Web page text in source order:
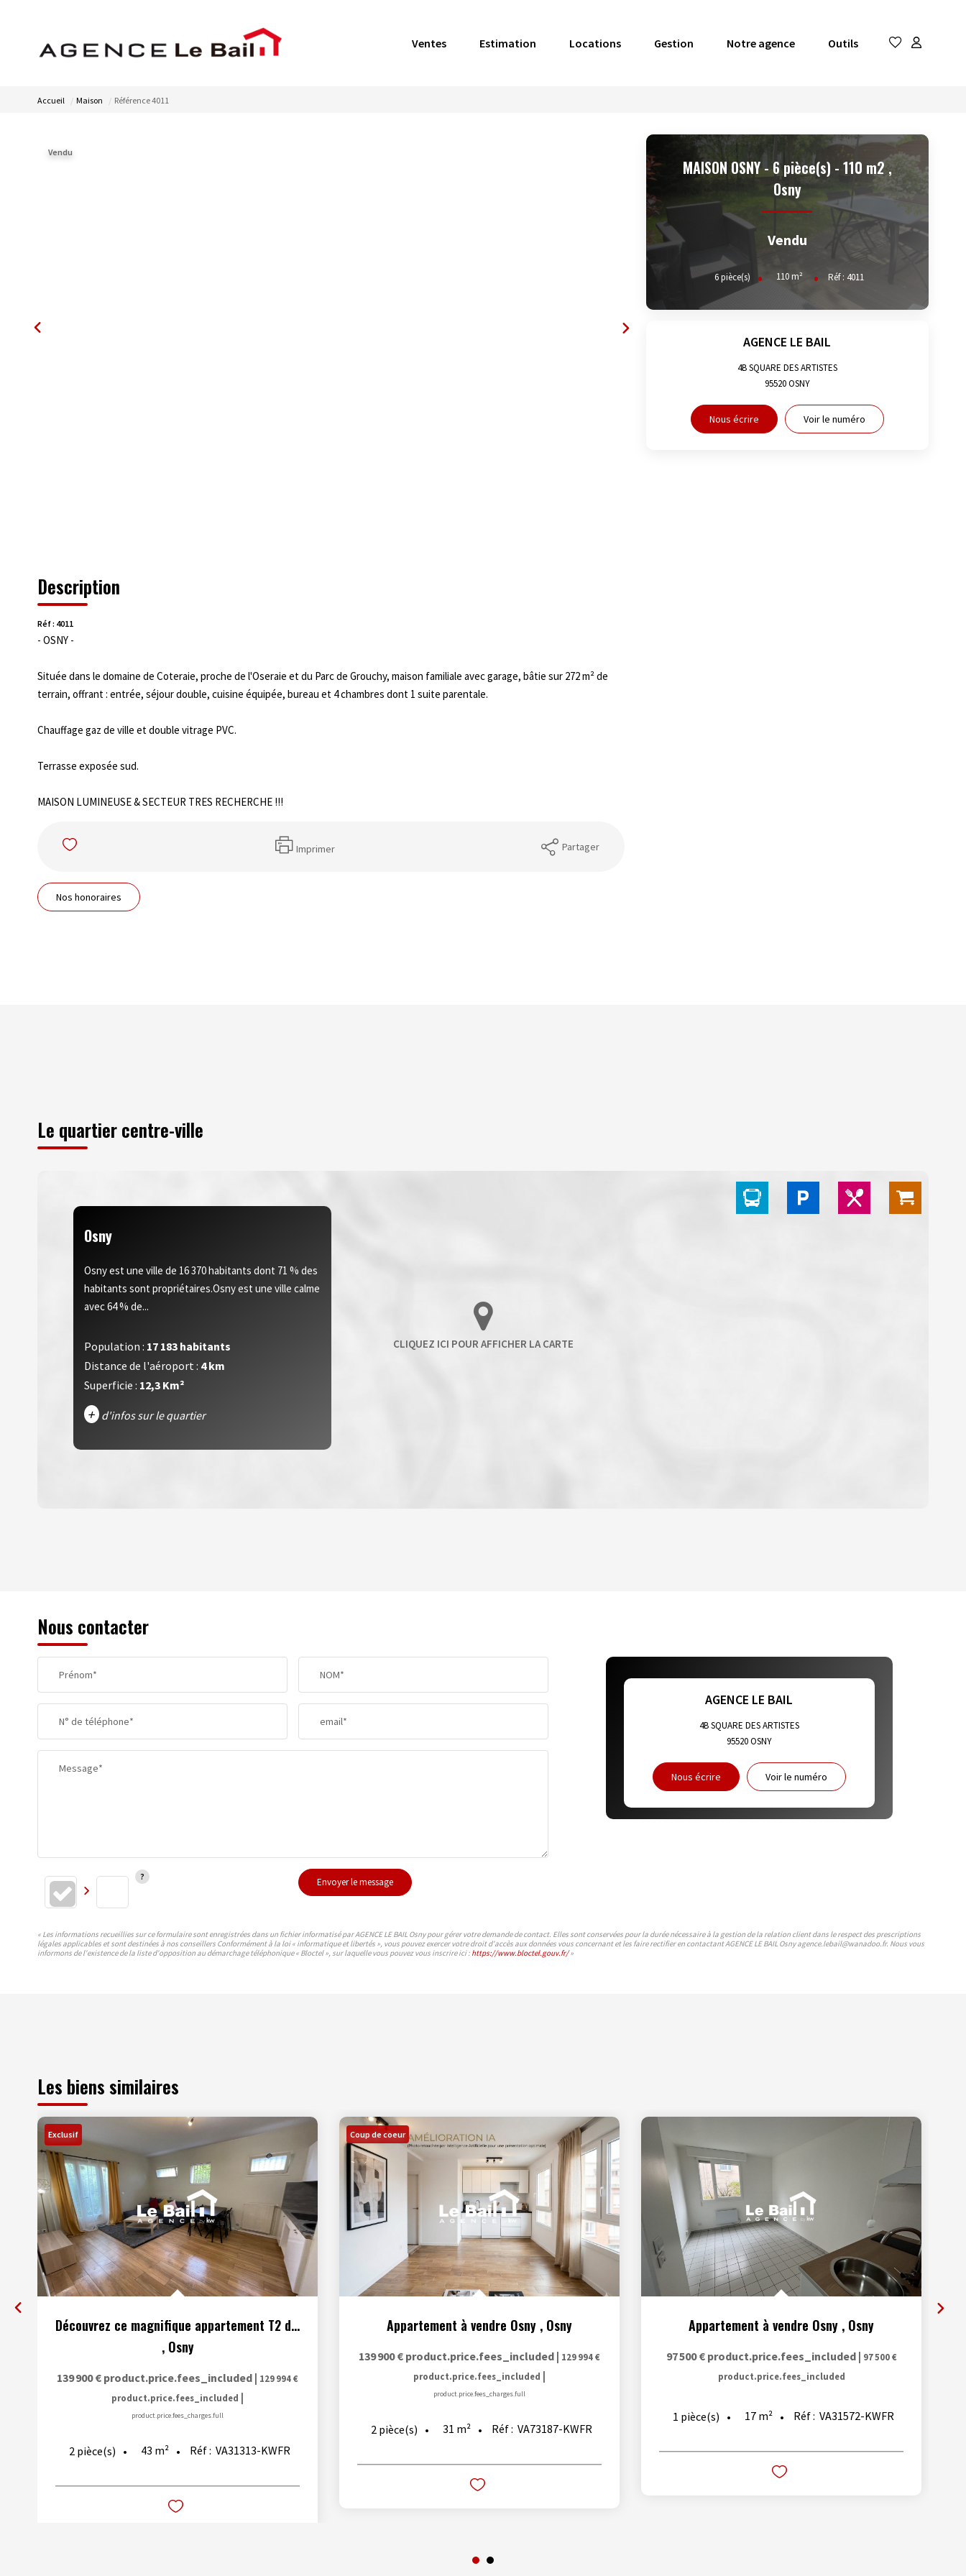
Ventes Estimation Locations Gestion Notre agence Outils
Accueil Maison Référence 4011
Vendu
Description
Réf : 4011
- OSNY -
Située dans le domaine de Coteraie, proche de l'Oseraie et du Parc de Grouchy, maison familiale avec garage, bâtie sur 272 m² de
terrain, offrant : entrée, séjour double, cuisine équipée, bureau et 4 chambres dont 1 suite parentale.
Chauffage gaz de ville et double vitrage PVC.
Terrasse exposée sud.
MAISON LUMINEUSE & SECTEUR TRES RECHERCHE !!!
Imprimer Partager
Nos honoraires
MAISON OSNY - 6 pièce(s) - 110 m2,
Osny
Vendu
6pièce(s) 110m² Réf :4011
AGENCE LE BAIL
4B SQUARE DES ARTISTES
95520OSNY
Nous écrire Voir le numéro
Le quartier centre-ville
Osny
Osny est une ville de 16 370 habitants dont 71 % des
habitants sont propriétaires.Osny est une ville calme
avec 64 % de...
Population : 17 183 habitants
Distance de l'aéroport : 4 km
Superficie : 12,3 Km²
+ d'infos sur le quartier
TAXE FONCIÈRE
SUPERFICIE : ECOLES ET CRÈCHES
RESTAURANTS ET CAFÉS COMMERCES
Nous contacter
Prénom* NOM*
N° de téléphone* email*
Message*
Envoyer le message
AGENCE LE BAIL
4B SQUARE DES ARTISTES
95520OSNY
Nous écrire Voir le numéro
« Les informations recueillies sur ce formulaire sont enregistrées dans un fichier informatisé par AGENCE LE BAIL Osny pour gérer votre demande de contact. Elles sont conservées pour la durée nécessaire à la gestion de la relation client dans le respect des prescriptions
légales applicables et sont destinées à nos conseillers Conformément à la loi « informatique et libertés », vous pouvez exercer votre droit d'accès aux données vous concernant et les faire rectifier en contactant AGENCE LE BAIL Osny agence.lebail@wanadoo.fr. Nous vous
informons de l'existence de la liste d'opposition au démarchage téléphonique « Bloctel », sur laquelle vous pouvez vous inscrire ici : https://www.bloctel.gouv.fr/»
Les biens similaires
Exclusif
Découvrez ce magnifique appartement T2 de 43.36 m²
, Osny
139 900 € product.price.fees_included | 129 994 €
product.price.fees_included |
product.price.fees_charges.full
2 pièce(s) 43 m² Réf : VA31313-KWFR
Coup de coeur
Appartement à vendre Osny , Osny
139 900 € product.price.fees_included | 129 994 €
product.price.fees_included |
product.price.fees_charges.full
2 pièce(s) 31 m² Réf : VA73187-KWFR
Appartement à vendre Osny , Osny
97 500 € product.price.fees_included | 97 500 €
product.price.fees_included
1 pièce(s) 17 m² Réf : VA31572-KWFR